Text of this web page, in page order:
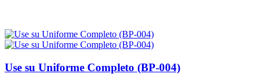
Use su Uniforme Completo (BP-004)